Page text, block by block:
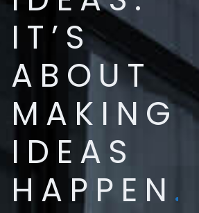
IT’S
ABOUT
MAKING
IDEAS
HAPPEN .